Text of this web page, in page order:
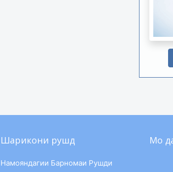
Шарикони рушд
Намояндагии Барномаи Рушди
Мо